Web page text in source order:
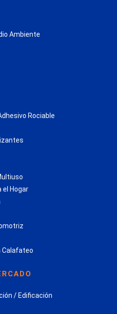
Ambiente
Rociable
el Hogar
Calafateo
/ Edificación